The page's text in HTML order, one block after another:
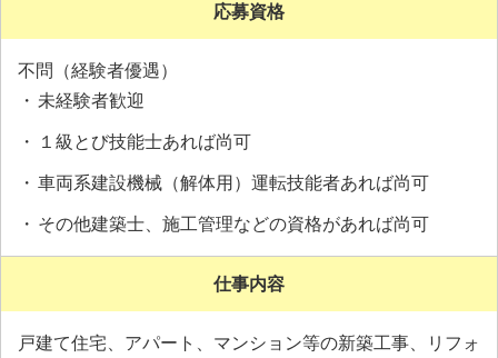
応募資格
不問（経験者優遇）
未経験者歓迎
１級とび技能士あれば尚可
車両系建設機械（解体用）運転技能者あれば尚可
その他建築士、施工管理などの資格があれば尚可
仕事内容
戸建て住宅、アパート、マンション等の新築工事、リフォ